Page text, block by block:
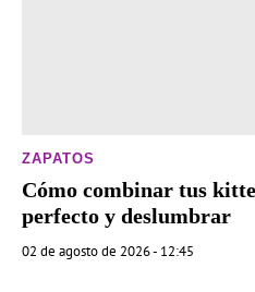
ZAPATOS
Cómo combinar tus
perfecto y deslumbrar
02 de agosto de 2026 - 12:45